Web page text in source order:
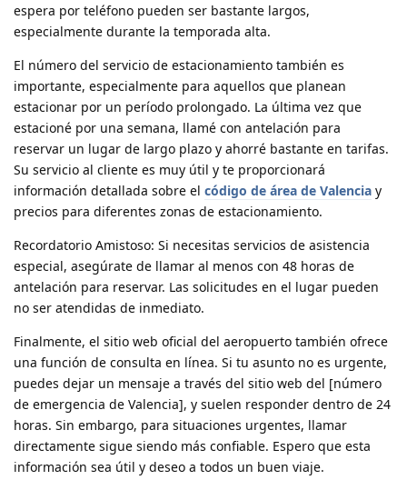
espera por teléfono pueden ser bastante largos,
especialmente durante la temporada alta.
El número del servicio de estacionamiento también es
importante, especialmente para aquellos que planean
estacionar por un período prolongado. La última vez que
estacioné por una semana, llamé con antelación para
reservar un lugar de largo plazo y ahorré bastante en tarifas.
Su servicio al cliente es muy útil y te proporcionará
información detallada sobre el código de área de Valencia y
precios para diferentes zonas de estacionamiento.
Recordatorio Amistoso: Si necesitas servicios de asistencia
especial, asegúrate de llamar al menos con 48 horas de
antelación para reservar. Las solicitudes en el lugar pueden
no ser atendidas de inmediato.
Finalmente, el sitio web oficial del aeropuerto también ofrece
una función de consulta en línea. Si tu asunto no es urgente,
puedes dejar un mensaje a través del sitio web del [número
de emergencia de Valencia], y suelen responder dentro de 24
horas. Sin embargo, para situaciones urgentes, llamar
directamente sigue siendo más confiable. Espero que esta
información sea útil y deseo a todos un buen viaje.